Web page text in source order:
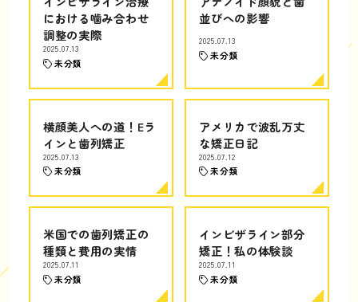
における噛み合わせ
調整の実際
2025.07.13
未分類
並びへの影響
2025.07.13
未分類
横顔美人への道！Eラ
インと歯列矯正
2025.07.13
未分類
アメリカで波乱万丈
な矯正日記
2025.07.12
未分類
米国での歯列矯正の
種類と費用の実情
2025.07.11
未分類
インビザライン部分
矯正！私の体験談
2025.07.11
未分類